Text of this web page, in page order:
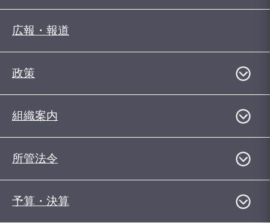
広報・報道
政策
組織案内
所管法令
予算・決算